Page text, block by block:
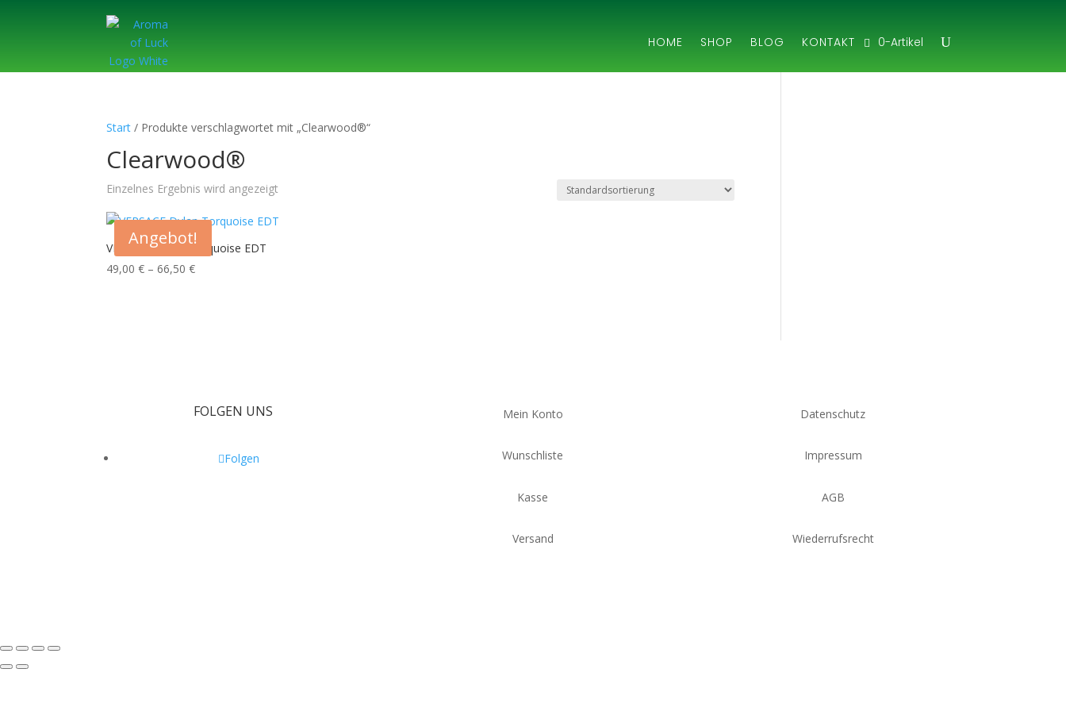
HOME SHOP BLOG KONTAKT 0-Artikel
Start / Produkte verschlagwortet mit „Clearwood®“
Clearwood®
Einzelnes Ergebnis wird angezeigt
Angebot!
VERSACE Dylan Torquoise EDT
49,00€ –66,50€Preisspanne:
FOLGEN UNS
Folgen
Mein Konto
Wunschliste
Kasse
Versand
Datenschutz
Impressum
AGB
Wiederrufsrecht